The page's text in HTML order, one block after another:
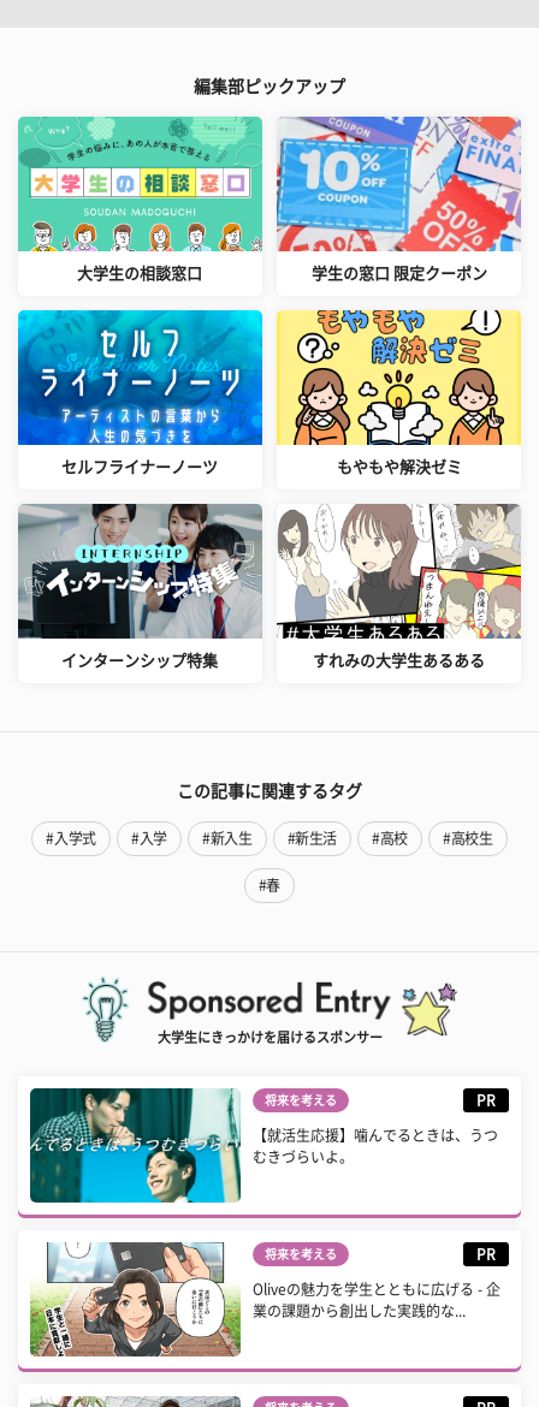
編集部ピックアップ
大学生の相談窓口 学生の窓口 限定クーポン
セルフライナーノーツ もやもや解決ゼミ
インターンシップ特集 すれみの大学生あるある
この記事に関連するタグ
#入学式 #入学 #新入生 #新生活 #高校 #高校生
#春
大学生にきっかけを届けるスポンサー
将来を考える PR
【就活生応援】噛んでるときは、うつ
むきづらいよ。
将来を考える PR
Oliveの魅力を学生とともに広げる - 企
業の課題から創出した実践的な...